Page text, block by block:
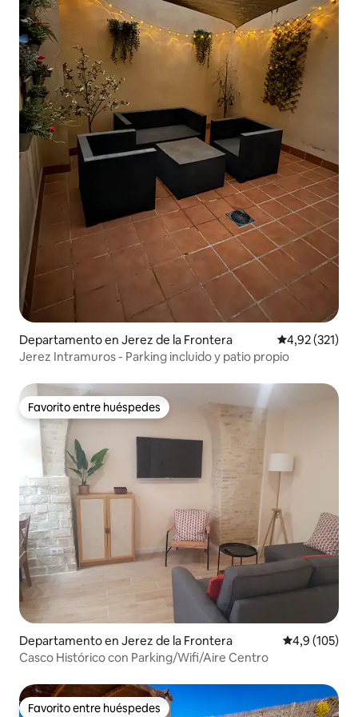
Departamento en Jerez de la Frontera Calificación
4,92 (321)
Jerez Intramuros - Parking incluido y patio propio
Favorito entre huéspedes
Favorito entre huéspedes
Departamento en Jerez de la Frontera Calificación
4,9 (105)
Casco Histórico con Parking/Wifi/Aire Centro
Favorito entre huéspedes